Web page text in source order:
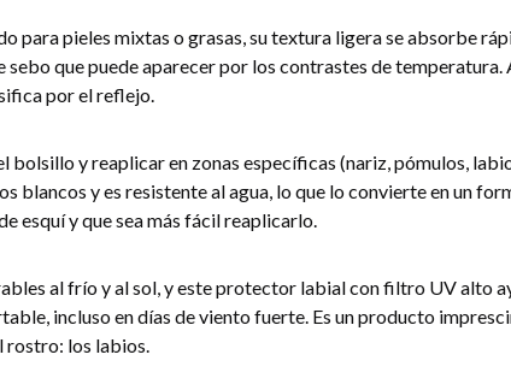
para pieles mixtas o grasas, su textura ligera se absorbe
que puede aparecer por los contrastes de temperatura.
por el reflejo.
bolsillo y reaplicar en zonas específicas (nariz, pómulos,
blancos y es resistente al agua, lo que lo convierte en un
esquí y que sea más fácil reaplicarlo.
al frío y al sol, y este protector labial con filtro UV alto
incluso en días de viento fuerte. Es un producto
rostro: los labios.